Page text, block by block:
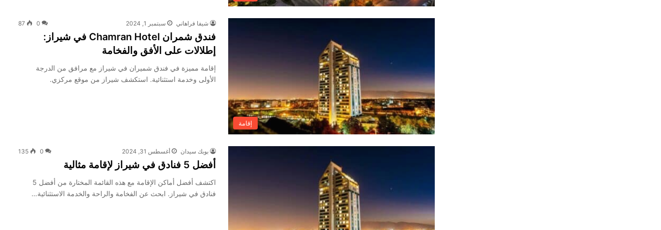
إقامة
شيفا فراهاني سبتمبر 1, 2024 0
87
فندق شمران Chamran Hotel في شيراز:
إطلالات على الأفق والفخامة
إقامة مميزة في فندق شميران في شيراز مع مرافق من الدرجة
الأولى وخدمة استثنائية. استكشف شيراز من موقع مركزي.
بوبك سيدان أغسطس 31, 2024 0
135
أفضل 5 فنادق في شيراز لإقامة مثالية
اكتشف أفضل أماكن الإقامة مع هذه القائمة المختارة من أفضل 5
فنادق في شيراز. ابحث عن الفخامة والراحة والخدمة الاستثنائية…